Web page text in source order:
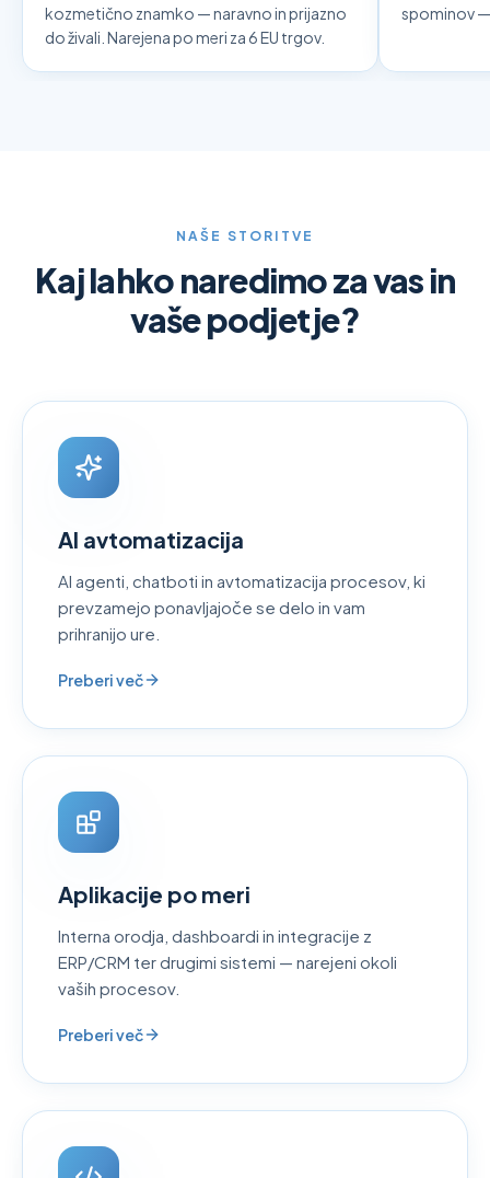
kozmetično znamko — naravno in prijazno
do živali. Narejena po meri za 6 EU trgov.
spominov —
NAŠE STORITVE
Kaj lahko naredimo za vas in
vaše podjetje?
AI avtomatizacija
AI agenti, chatboti in avtomatizacija procesov, ki
prevzamejo ponavljajoče se delo in vam
prihranijo ure.
Preberi več
Aplikacije po meri
Interna orodja, dashboardi in integracije z
ERP/CRM ter drugimi sistemi — narejeni okoli
vaših procesov.
Preberi več